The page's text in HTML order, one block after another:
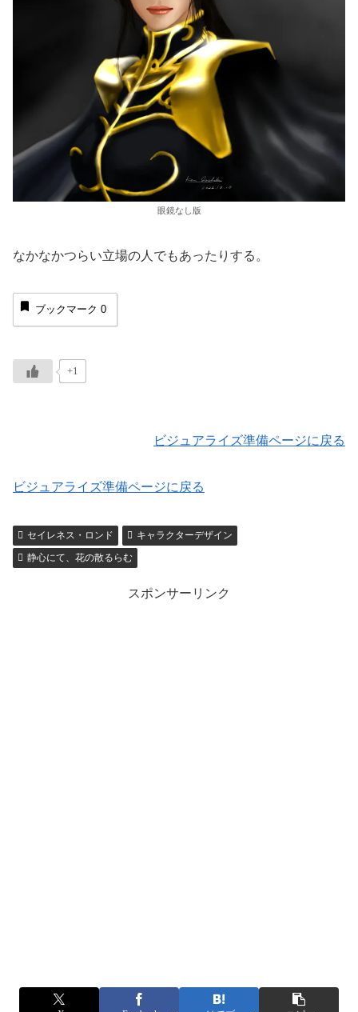
眼鏡なし版
なかなかつらい立場の人でもあったりする。
ブックマーク 0
+1
ビジュアライズ準備ページに戻る
ビジュアライズ準備ページに戻る
セイレネス・ロンド
キャラクターデザイン
静心にて、花の散るらむ
スポンサーリンク